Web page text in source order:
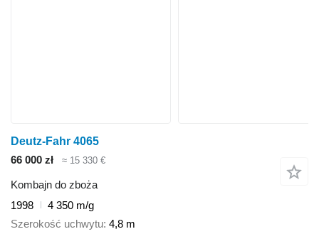
Deutz-Fahr 4065
66 000 zł
≈ 15 330 €
Kombajn do zboża
1998
4 350 m/g
Szerokość uchwytu 4,8 m